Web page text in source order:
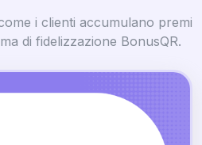
i clienti accumulano premi
di fidelizzazione BonusQR.